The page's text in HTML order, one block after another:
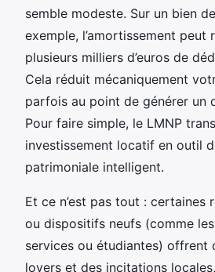
semble modeste. Sur un bien
exemple, l’amortissement peut
plusieurs milliers d’euros de
Cela réduit mécaniquement
parfois au point de générer un
Pour faire simple, le LMNP
investissement locatif en outil
patrimoniale intelligent.
Et ce n’est pas tout : certaines
ou dispositifs neufs (comme
services ou étudiantes) offrent
loyers et des incitations